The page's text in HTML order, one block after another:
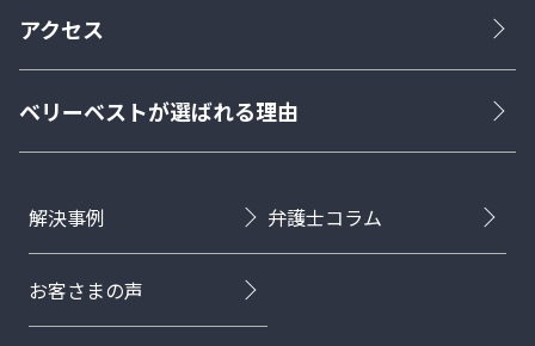
アクセス
ベリーベストが選ばれる理由
解決事例 弁護士コラム
お客さまの声